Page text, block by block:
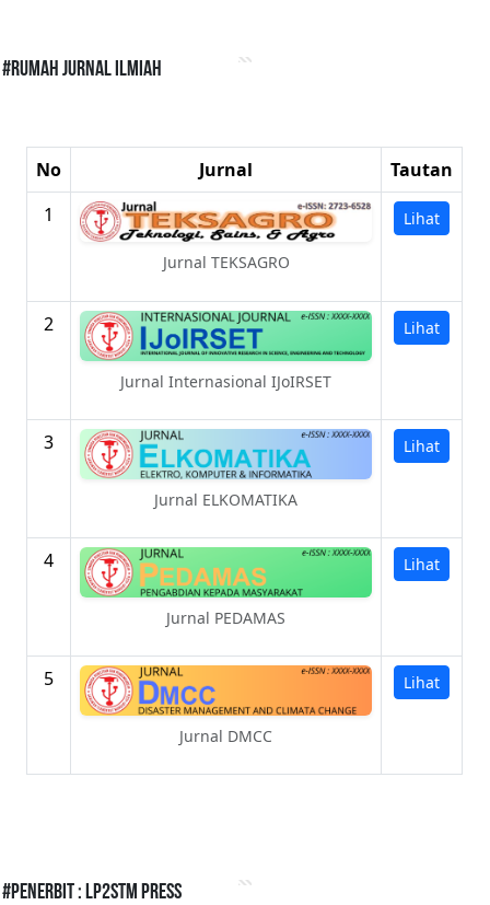
#Rumah Jurnal Ilmiah
No Jurnal
Tautan
1
Jurnal TEKSAGRO
Lihat
2
Jurnal Internasional IJoIRSET
Lihat
3
Jurnal ELKOMATIKA
Lihat
4
Jurnal PEDAMAS
Lihat
5
Jurnal DMCC
Lihat
#Penerbit : LP2STM Press